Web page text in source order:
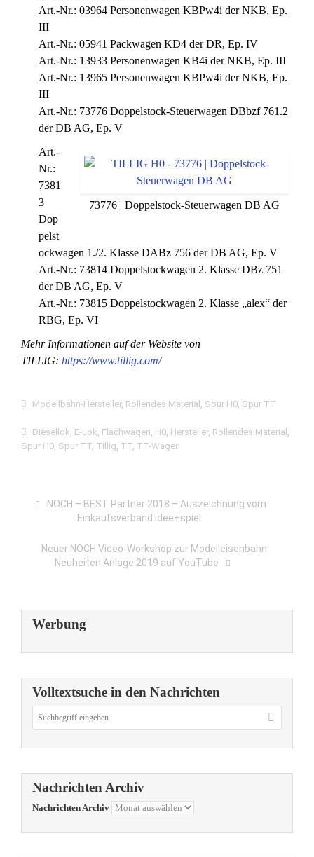
Art.-Nr.: 03964 Personenwagen KBPw4i der NKB, Ep.
III
Art.-Nr.: 05941 Packwagen KD4 der DR, Ep. IV
Art.-Nr.: 13933 Personenwagen KB4i der NKB, Ep. III
Art.-Nr.: 13965 Personenwagen KBPw4i der NKB, Ep.
III
Art.-Nr.: 73776 Doppelstock-Steuerwagen DBbzf 761.2
der DB AG, Ep. V
73776 | Doppelstock-Steuerwagen DB AG
Art.-
Nr.:
7381
3
Dop
pelst
ockwagen 1./2. Klasse DABz 756 der DB AG, Ep. V
Art.-Nr.: 73814 Doppelstockwagen 2. Klasse DBz 751
der DB AG, Ep. V
Art.-Nr.: 73815 Doppelstockwagen 2. Klasse „alex“ der
RBG, Ep. VI
Mehr Informationen auf der Website von
TILLIG: https://www.tillig.com/
Modellbahn-Hersteller, Rollendes Material , Spur H0, Spur TT
Diesellok, E-Lok, Flachwagen, H0, Hersteller, Rollendes Material ,
Spur H0, Spur TT, Tillig, TT, TT-Wagen
NOCH – BEST Partner 2018 – Auszeichnung vom
Einkaufsverband idee+spiel
Neuer NOCH Video-Workshop zur Modelleisenbahn
Neuheiten Anlage 2019 auf YouTube
Werbung
Volltextsuche in den Nachrichten
Nachrichten Archiv
Nachrichten Archiv